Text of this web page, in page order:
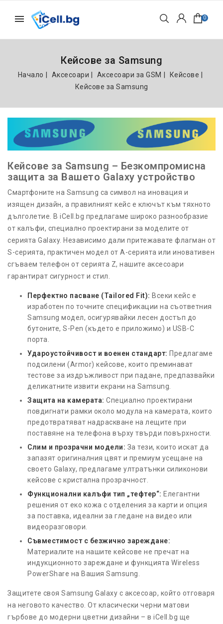
0
Кейсове за Samsung
Начало Аксесоари Аксесоари за GSM
Кейсове
Кейсове за Samsung
Кейсове за Samsung – Безкомпромисна
защита за Вашето Galaxy устройство
Смартфоните на Samsung са символ на иновация и
изящен дизайн, а правилният кейс е ключът към тяхното
дълголетие. В iCell.bg предлагаме широко разнообразие
от калъфи, специално проектирани за моделите от
серията Galaxy. Независимо дали притежавате флагман от
S-серията, практичен модел от A-серията или иновативен
сгъваем телефон от серията Z, нашите аксесоари
гарантират сигурност и стил.
Перфектно пасване (Tailored Fit): Всеки кейс е
изработен по точните спецификации на съответния
Samsung модел, осигурявайки лесен достъп до
бутоните, S-Pen (където е приложимо) и USB-C
порта.
Удароустойчивост и военен стандарт: Предлагаме
подсилени (Armor) кейсове, които преминават
тестове за издръжливост при падане, предпазвайки
деликатните извити екрани на Samsung.
Защита на камерата: Специално проектирани
повдигнати рамки около модула на камерата, които
предотвратяват надраскване на лещите при
поставяне на телефона върху твърди повърхности.
Слим и прозрачни модели: За тези, които искат да
запазят оригиналния цвят и премиум усещане на
своето Galaxy, предлагаме ултратънки силиконови
кейсове с кристална прозрачност.
Функционални калъфи тип „тефтер“: Елегантни
решения от еко кожа с отделения за карти и опция
за поставка, идеални за гледане на видео или
видеоразговори.
Съвместимост с безжично зареждане:
Материалите на нашите кейсове не пречат на
индукционното зареждане и функцията Wireless
PowerShare на Вашия Samsung.
Защитете своя Samsung Galaxy с аксесоар, който отговаря
на неговото качество. От класически черни матови
гърбове до модерни цветни дизайни – в iCell.bg ще